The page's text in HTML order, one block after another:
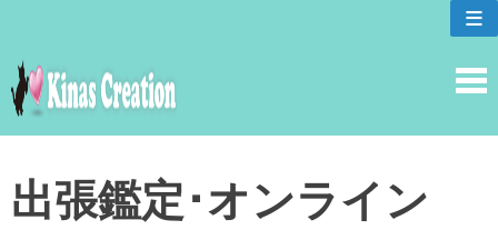
content
≡
出張鑑定･オンライン